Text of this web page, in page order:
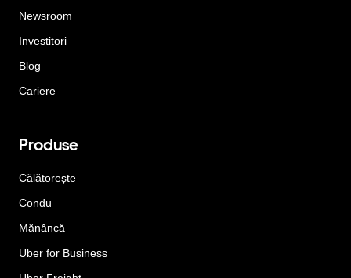
Newsroom
Investitori
Blog
Cariere
Produse
Călătorește
Condu
Mănâncă
Uber for Business